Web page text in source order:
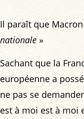
Il paraît que Macron
nationale »
Sachant que la
européenne a
ne pas se
est à moi est à moi